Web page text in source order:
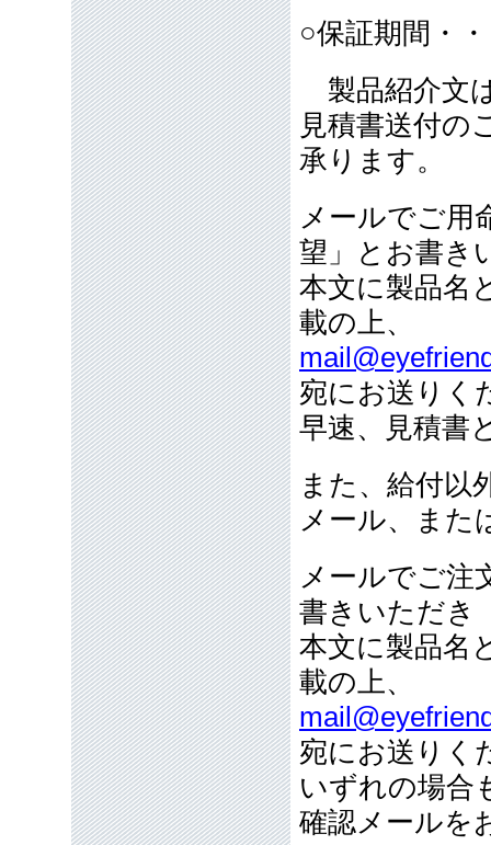
○保証期間・
製品紹介文
見積書送付の
承ります。
メールでご用
望」とお書き
本文に製品名
載の上、
宛にお送りく
早速、見積書
また、給付以
メール、また
メールでご注
書きいただき
本文に製品名
載の上、
宛にお送りく
いずれの場合
確認メールを